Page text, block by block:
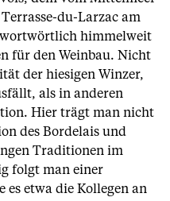
du-Larzac am
wortwörtlich himmelweit
für den Weinbau. Nicht
der hiesigen Winzer,
als in anderen
Hier trägt man nicht
des Bordelais und
Traditionen im
folgt man einer
etwa die Kollegen an